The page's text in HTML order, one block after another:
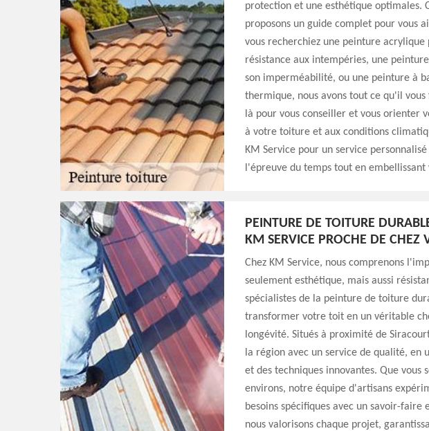
protection et une esthétique optimales.
proposons un guide complet pour vous
vous recherchiez une peinture
résistance aux intempéries, une
son imperméabilité, ou une peinture à
thermique, nous avons tout ce qu'il
là pour vous conseiller et vous orienter
à votre toiture et aux conditions
KM Service pour un service
l'épreuve du temps tout en embellissant
PEINTURE DE TOITURE
KM SERVICE PROCHE DE CHEZ
Chez KM Service, nous comprenons
seulement esthétique, mais aussi
spécialistes de la peinture de toiture
transformer votre toit en un véritable
longévité. Situés à proximité de
la région avec un service de qualité, en
et des techniques innovantes. Que vous
environs, notre équipe d'artisans
besoins spécifiques avec un savoir-faire
nous valorisons chaque projet,